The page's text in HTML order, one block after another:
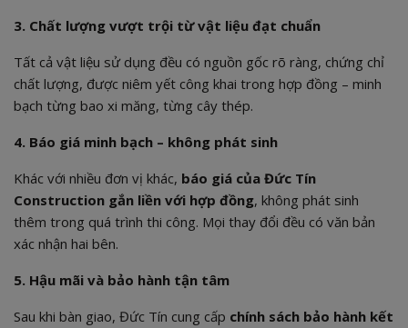
3. Chất lượng vượt trội từ vật liệu đạt chuẩn
Tất cả vật liệu sử dụng đều có nguồn gốc rõ ràng, chứng chỉ
chất lượng, được niêm yết công khai trong hợp đồng – minh
bạch từng bao xi măng, từng cây thép.
4. Báo giá minh bạch – không phát sinh
Khác với nhiều đơn vị khác, báo giá của Đức Tín
Construction gắn liền với hợp đồng, không phát sinh
thêm trong quá trình thi công. Mọi thay đổi đều có văn bản
xác nhận hai bên.
5. Hậu mãi và bảo hành tận tâm
Sau khi bàn giao, Đức Tín cung cấp chính sách bảo hành kết